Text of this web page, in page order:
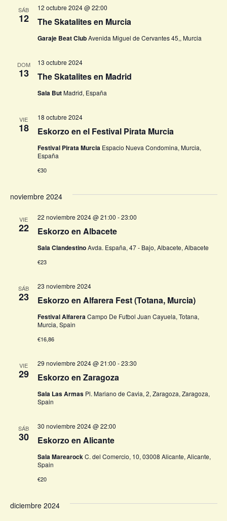
SÁB
12 The Skatalites en Murcia
12 octubre 2024 @ 22:00
Garaje Beat ClubAvenida Miguel de Cervantes 45,, Murcia
DOM
13 The Skatalites en Madrid
13 octubre 2024
Sala ButMadrid, España
VIE
18 Eskorzo en el Festival Pirata Murcia
18 octubre 2024
Festival Pirata Murcia Espacio Nueva Condomina, Murcia,
España
€30
noviembre 2024
VIE
22 Eskorzo en Albacete
22 noviembre 2024 @ 21:00 -23:00
Sala ClandestinoAvda. España, 47 - Bajo, Albacete, Albacete
€23
SÁB
23 Eskorzo en Alfarera Fest (Totana, Murcia)
23 noviembre 2024
Festival AlfareraCampo De Futbol Juan Cayuela, Totana,
Murcia, Spain
€16,86
VIE
29 Eskorzo en Zaragoza
29 noviembre 2024 @ 21:00 -23:30
Sala Las Armas Pl. Mariano de Cavia, 2, Zaragoza, Zaragoza,
Spain
SÁB
30 Eskorzo en Alicante
30 noviembre 2024 @ 22:00
Sala MarearockC. del Comercio, 10, 03008 Alicante, Alicante,
Spain
€20
diciembre 2024